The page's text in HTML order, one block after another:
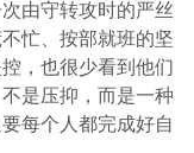
由守转攻时的严丝
忙、按部就班的坚
，也很少看到他们
是压抑，而是一种
每个人都完成好自